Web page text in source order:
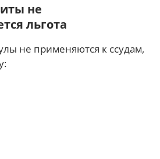
не
льгота
не применяются к ссудам,